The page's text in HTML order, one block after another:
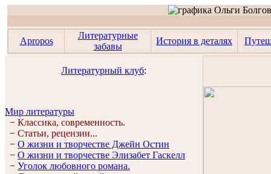
Apropos
Литературные
забавы
История в деталях
Литературный клуб:
Мир литературы
− Классика, современность.
− Статьи, рецензии...
− О жизни и творчестве Джейн Остин
− О жизни и творчестве Элизабет Гaскелл
− Уголок любовного романа.